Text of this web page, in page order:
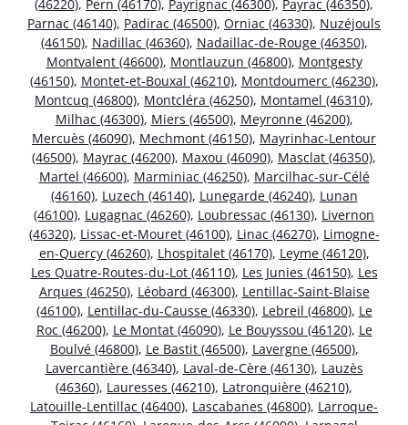
(46220), Pern (46170), Payrignac (46300), Payrac (46350),
Parnac (46140), Padirac (46500), Orniac (46330), Nuzéjouls
(46150), Nadillac (46360), Nadaillac-de-Rouge (46350),
Montvalent (46600), Montlauzun (46800), Montgesty
(46150), Montet-et-Bouxal (46210), Montdoumerc (46230),
Montcuq (46800), Montcléra (46250), Montamel (46310),
Milhac (46300), Miers (46500), Meyronne (46200),
Mercuès (46090), Mechmont (46150), Mayrinhac-Lentour
(46500), Mayrac (46200), Maxou (46090), Masclat (46350),
Martel (46600), Marminiac (46250), Marcilhac-sur-Célé
(46160), Luzech (46140), Lunegarde (46240), Lunan
(46100), Lugagnac (46260), Loubressac (46130), Livernon
(46320), Lissac-et-Mouret (46100), Linac (46270), Limogne-
en-Quercy (46260), Lhospitalet (46170), Leyme (46120),
Les Quatre-Routes-du-Lot (46110), Les Junies (46150), Les
Arques (46250), Léobard (46300), Lentillac-Saint-Blaise
(46100), Lentillac-du-Causse (46330), Lebreil (46800), Le
Roc (46200), Le Montat (46090), Le Bouyssou (46120), Le
Boulvé (46800), Le Bastit (46500), Lavergne (46500),
Lavercantière (46340), Laval-de-Cère (46130), Lauzès
(46360), Lauresses (46210), Latronquière (46210),
Latouille-Lentillac (46400), Lascabanes (46800), Larroque-